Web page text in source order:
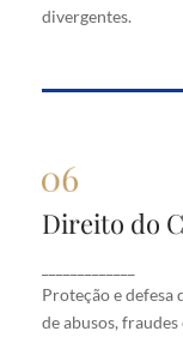
divergentes.
Direito do
Proteção e defesa
de abusos,
situações
injustas,